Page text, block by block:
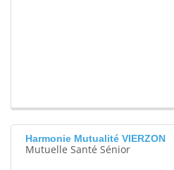
Harmonie Mutualité VIERZON
Mutuelle Santé Sénior